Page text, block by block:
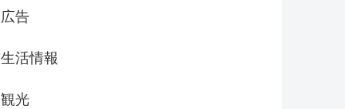
広告
生活情報
観光